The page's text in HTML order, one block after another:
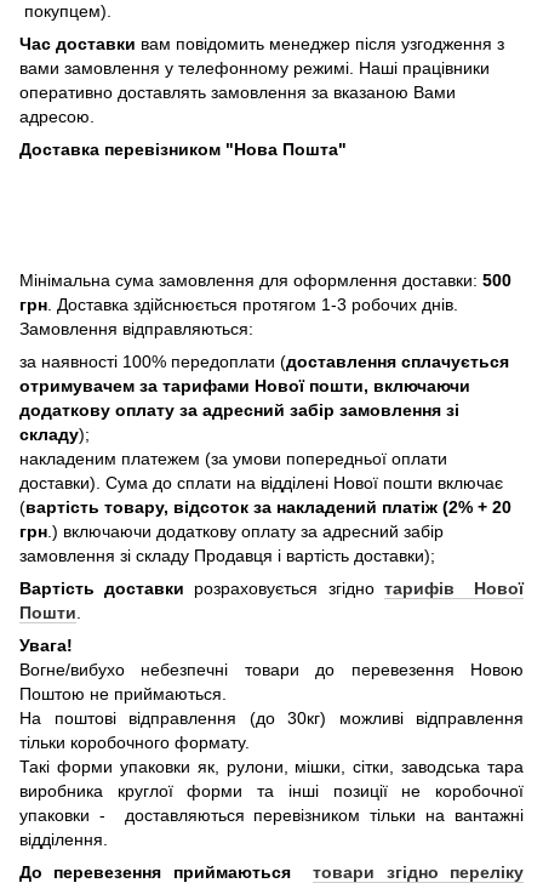
покупцем).
Час доставки вам повідомить менеджер після узгодження з
вами замовлення у телефонному режимі. Наші працівники
оперативно доставлять замовлення за вказаною Вами
адресою.
Доставка перевізником "Нова Пошта"
Мінімальна сума замовлення для оформлення доставки: 500
грн . Доставка здійснюється протягом 1-3 робочих днів.
Замовлення відправляються:
за наявності 100% передоплати (доставлення сплачується
отримувачем за тарифами Нової пошти, включаючи
додаткову оплату за адресний забір замовлення зі
складу);
накладеним платежем (за умови попередньої оплати
доставки). Сума до сплати на відділені Нової пошти включає
(вартість товару, відсоток за накладений платіж (2% + 20
грн .) включаючи додаткову оплату за адресний забір
замовлення зі складу Продавця і вартість доставки);
Вартість доставки розраховується згідно тарифів Нової
Пошти
Увага!
Вогне/вибухо небезпечні товари до перевезення Новою
Поштою не приймаються.
На поштові відправлення (до 30кг) можливі відправлення
тільки коробочного формату.
Такі форми упаковки як, рулони, мішки, сітки, заводська тара
виробника круглої форми та інші позиції не коробочної
упаковки - доставляються перевізником тільки на вантажні
відділення.
До перевезення приймаютьсятовари згідно переліку